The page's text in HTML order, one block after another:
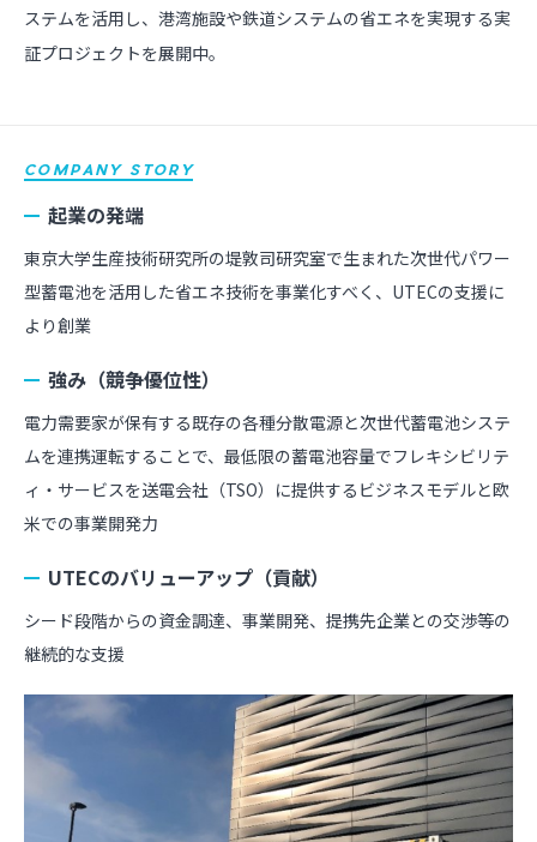
ステムを活用し、港湾施設や鉄道システムの省エネを実現する実
証プロジェクトを展開中。
COMPANY STORY
起業の発端
東京大学生産技術研究所の堤敦司研究室で生まれた次世代パワー
型蓄電池を活用した省エネ技術を事業化すべく、UTECの支援に
より創業
強み（競争優位性）
電力需要家が保有する既存の各種分散電源と次世代蓄電池システ
ムを連携運転することで、最低限の蓄電池容量でフレキシビリテ
ィ・サービスを送電会社（TSO）に提供するビジネスモデルと欧
米での事業開発力
UTECのバリューアップ（貢献）
シード段階からの資金調達、事業開発、提携先企業との交渉等の
継続的な支援